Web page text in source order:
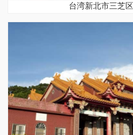
台湾新北市三芝